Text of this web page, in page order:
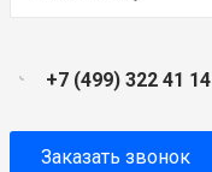
+7 (499) 322 41 14
Заказать звонок